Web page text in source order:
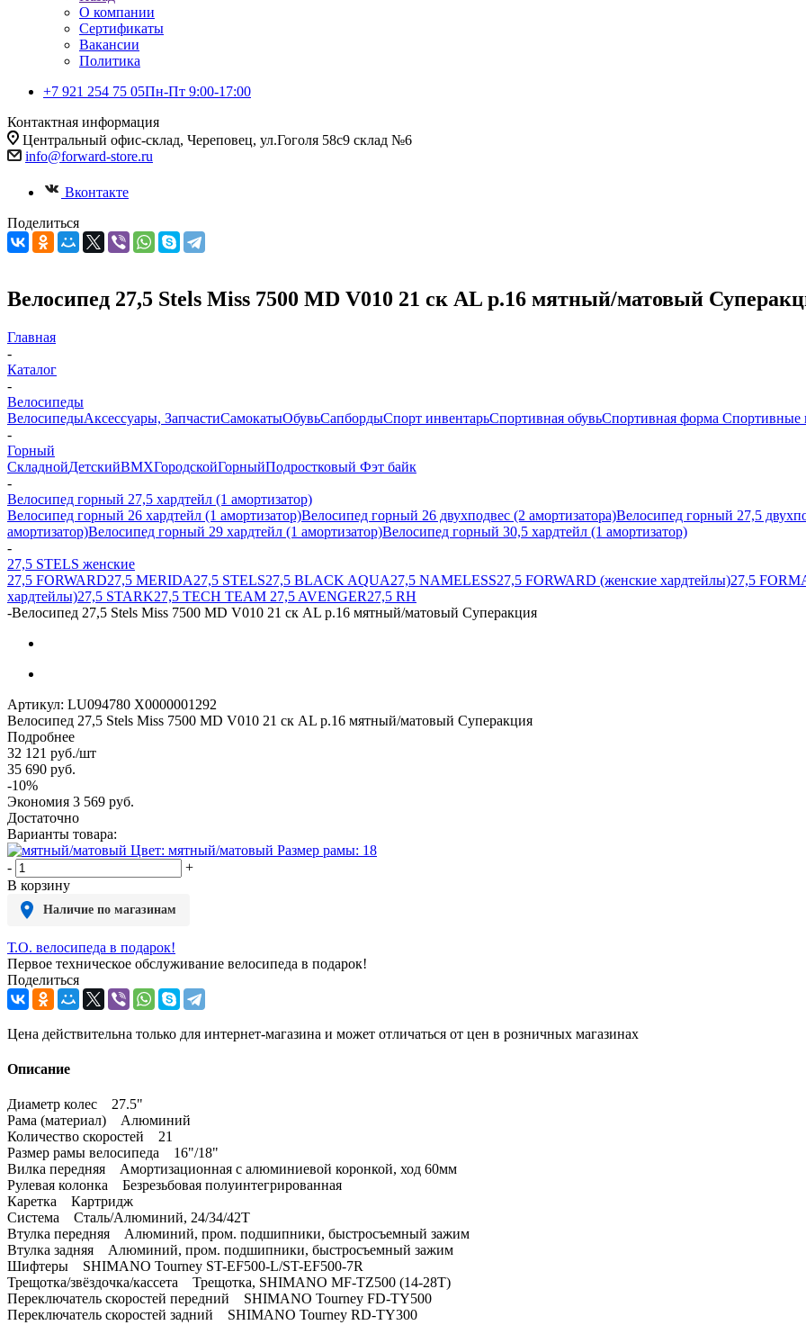
О компании
Сертификаты
Вакансии
Политика
+7 921 254 75 05Пн-Пт 9:00-17:00
Контактная информация
Центральный офис-склад, Череповец, ул.Гоголя 58с9 склад №6
info@forward-store.ru
Вконтакте
Поделиться
Велосипед 27,5 Stels Miss 7500 MD V010 21 ск AL р.16 мятный/матовый
Главная
-
Каталог
-
Велосипеды
ВелосипедыАксессуары, ЗапчастиСамокатыОбувьСапбордыСпорт инвентарьСпортивная обувьСпортивная форма Спортивные
-
Горный
СкладнойДетскийBMXГородскойГорныйПодростковый Фэт байк
-
Велосипед горный 27,5 хардтейл (1 амортизатор)
Велосипед горный 26 хардтейл (1 амортизатор)Велосипед горный 26 двухподвес (2 амортизатора)Велосипед горный 27,5
амортизатор)Велосипед горный 29 хардтейл (1 амортизатор)Велосипед горный 30,5 хардтейл (1 амортизатор)
-
27,5 STELS женские
27,5 FORWARD27,5 MERIDA27,5 STELS27,5 BLACK AQUA27,5 NAMELESS27,5 FORWARD (женские хардтейлы)27,5
хардтейлы)27,5 STARK27,5 TECH TEAM 27,5 AVENGER27,5 RH
-Велосипед 27,5 Stels Miss 7500 MD V010 21 ск AL р.16 мятный/матовый Суперакция
Артикул: LU094780 X0000001292
Велосипед 27,5 Stels Miss 7500 MD V010 21 ск AL р.16 мятный/матовый Суперакция
Подробнее
32 121 руб./шт
35 690 руб.
-10%
Экономия 3 569 руб.
Достаточно
Варианты товара:
Цвет: мятный/матовый Размер рамы: 18
-
+
В корзину
Наличие по магазинам
Т.О. велосипеда в подарок!
Первое техническое обслуживание велосипеда в подарок!
Поделиться
Цена действительна только для интернет-магазина и может отличаться от цен в розничных магазинах
Описание
Диаметр колес 27.5"
Рама (материал) Алюминий
Количество скоростей 21
Размер рамы велосипеда 16"/18"
Вилка передняя Амортизационная с алюминиевой коронкой, ход 60мм
Рулевая колонка Безрезьбовая полуинтегрированная
Каретка Картридж
Система Сталь/Алюминий, 24/34/42Т
Втулка передняя Алюминий, пром. подшипники, быстросъемный зажим
Втулка задняя Алюминий, пром. подшипники, быстросъемный зажим
Шифтеры SHIMANO Tourney ST-EF500-L/ST-EF500-7R
Трещотка/звёздочка/кассета Трещотка, SHIMANO MF-TZ500 (14-28T)
Переключатель скоростей передний SHIMANO Tourney FD-TY500
Переключатель скоростей задний SHIMANO Tourney RD-TY300